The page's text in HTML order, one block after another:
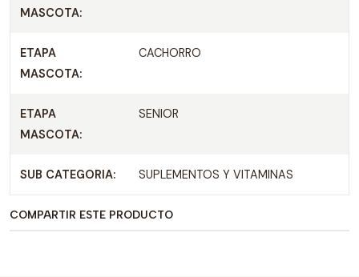
MASCOTA:
ETAPA
MASCOTA:
CACHORRO
ETAPA
MASCOTA:
SENIOR
SUB CATEGORIA: SUPLEMENTOS Y VITAMINAS
COMPARTIR ESTE PRODUCTO